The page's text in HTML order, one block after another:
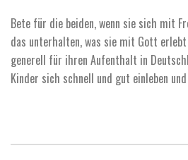
Bete für die beiden, wenn sie sich mit
das unterhalten, was sie mit Gott
generell für ihren Aufenthalt in
Kinder sich schnell und gut einleben